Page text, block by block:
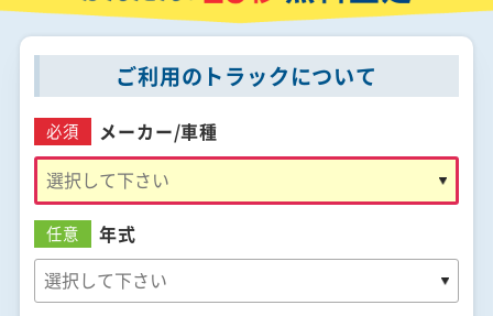
ご利用のトラックについて
必須 メーカー/車種
任意 年式